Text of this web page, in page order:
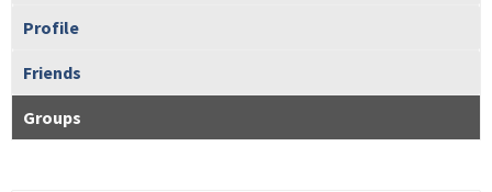
Profile
Friends
Groups